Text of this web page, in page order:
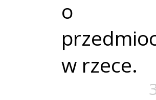
o
w rzece.